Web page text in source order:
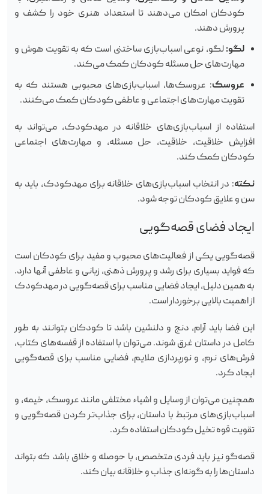
کودکان امکان می‌دهند تا استعداد هنری خود را کشف و
پرورش دهند.
لگو:لگو، نوعی اسباب‌بازی ساختنی است که به تقویت هوش و
مهارت‌های حل مسئله کودکان کمک می‌کند.
عروسک: عروسک‌ها، اسباب‌بازی‌های محبوبی هستند که به
تقویت مهارت‌های اجتماعی و عاطفی کودکان کمک می‌کنند.
استفاده از اسباب‌بازی‌های خلاقانه در مهدکودک، می‌تواند به
افزایش خلاقیت، خلاقیت، حل مسئله، و مهارت‌های اجتماعی
کودکان کمک کند.
نکته: در انتخاب اسباب‌بازی‌های خلاقانه برای مهدکودک، باید به
سن و علایق کودکان توجه شود.
ایجاد فضای قصه‌گویی
قصه‌گویی یکی از فعالیت‌های محبوب و مفید برای کودکان است
که فواید بسیاری برای رشد و پرورش ذهنی، زبانی و عاطفی آنها دارد.
به همین دلیل، ایجاد فضایی مناسب برای قصه‌گویی در مهدکودک
از اهمیت بالایی برخوردار است.
این فضا باید آرام، دنج و دلنشین باشد تا کودکان بتوانند به طور
کامل در داستان غرق شوند. می‌توان با استفاده از قفسه‌های کتاب،
فرش‌های نرم، و نورپردازی ملایم، فضایی مناسب برای قصه‌گویی
ایجاد کرد.
همچنین می‌توان از وسایل و اشیاء مختلفی مانند عروسک، خیمه، و
اسباب‌بازی‌های مرتبط با داستان، برای جذاب‌تر کردن قصه‌گویی و
تقویت قوه تخیل کودکان استفاده کرد.
قصه‌گو نیز باید فردی متخصص، با حوصله و خلاق باشد که بتواند
داستان‌ها را به گونه‌ای جذاب و خلاقانه بیان کند.